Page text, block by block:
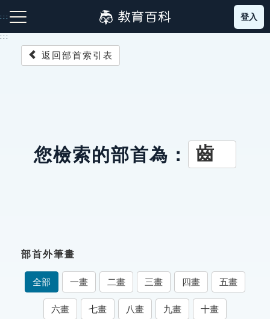
到
主
:::
成語故事
索引選單
知識索引
登入
:::
返回部首索引表
您檢索的部首為： 齒
部首外筆畫
全部 一畫 二畫 三畫 四畫 五畫
六畫 七畫 八畫 九畫 十畫